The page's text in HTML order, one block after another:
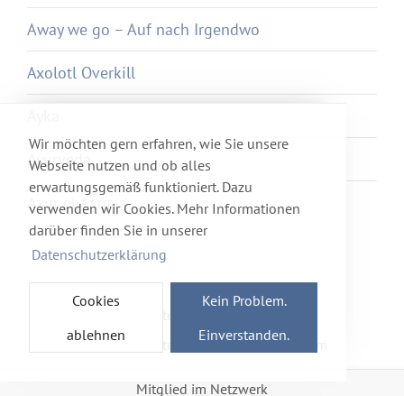
Wir möchten gern erfahren, wie Sie unsere
Webseite nutzen und ob alles
erwartungsgemäß funktioniert. Dazu
verwenden wir Cookies. Mehr Informationen
darüber finden Sie in unserer
Datenschutzerklärung
Cookies
ablehnen
Kein Problem.
Einverstanden.
Away we go – Auf nach Irgendwo
Axolotl Overkill
Ayurveda
Azur et Asmar
Haftung & Datenschutz
Impressum
Mitglied im Netzwerk